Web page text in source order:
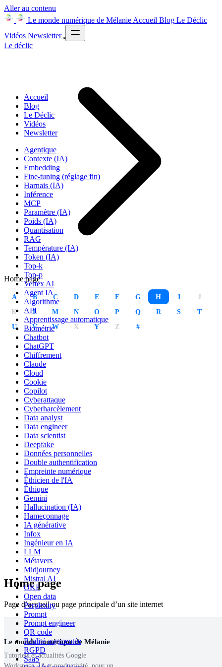
Aller au contenu
Le monde numérique de Mélanie Accueil Blog Le Déclic
Vidéos Newsletter
Accueil
Blog
Le Déclic
Vidéos
Newsletter
Agentique
Contexte (IA)
Embedding
Fine-tuning (réglage fin)
Harnais (IA)
Inférence
MCP
Paramètre (IA)
Poids (IA)
Quantisation
RAG
Température (IA)
Token (IA)
Top-k
Top-p
Vertex AI
Agent IA
Algorithme
API
Apprentissage automatique
Biométrie
Chatbot
ChatGPT
Chiffrement
Claude
Cloud
Cookie
Copilot
Cyberattaque
Cyberharcèlement
Data analyst
Data engineer
Data scientist
Deepfake
Données personnelles
Double authentification
Empreinte numérique
Éthicien de l'IA
Éthique
Gemini
Hallucination (IA)
Hameçonnage
IA générative
Infox
Ingénieur en IA
LLM
Métavers
Midjourney
Mistral AI
OKF
Open data
Perplexity
Prompt
Prompt engineer
QR code
Réalité augmentée
RGPD
SaaS
Le déclic
Home page
A B C D E F G H I J
K L M N O P Q R S T
U V W X Y Z #
Home page
Page d’accueil ou page principale d’un site internet
Le monde numérique de Mélanie
Tutoriels et actualités Google